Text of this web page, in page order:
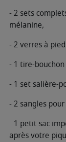
- 2 sets
mélanine,
- 2 verres à
- 1 tire-
- 1 set salière-
- 2 sangles
- 1 petit sac
après votre